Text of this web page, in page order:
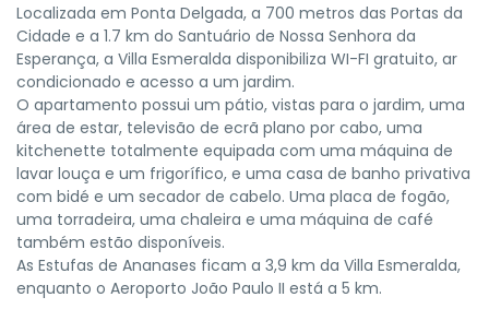
Localizada em Ponta Delgada, a 700 metros das Portas da
Cidade e a 1.7 km do Santuário de Nossa Senhora da
Esperança, a Villa Esmeralda disponibiliza WI-FI gratuito, ar
condicionado e acesso a um jardim.
O apartamento possui um pátio, vistas para o jardim, uma
área de estar, televisão de ecrã plano por cabo, uma
kitchenette totalmente equipada com uma máquina de
lavar louça e um frigorífico, e uma casa de banho privativa
com bidé e um secador de cabelo. Uma placa de fogão,
uma torradeira, uma chaleira e uma máquina de café
também estão disponíveis.
As Estufas de Ananases ficam a 3,9 km da Villa Esmeralda,
enquanto o Aeroporto João Paulo II está a 5 km.